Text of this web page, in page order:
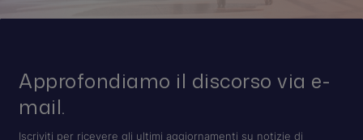
Approfondiamo il discorso via e-
mail.
Iscriviti per ricevere gli ultimi aggiornamenti su notizie di